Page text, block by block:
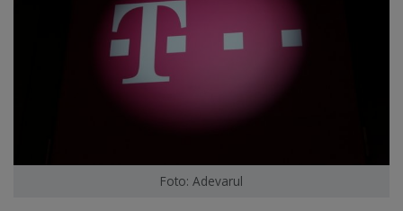
Foto: Adevarul